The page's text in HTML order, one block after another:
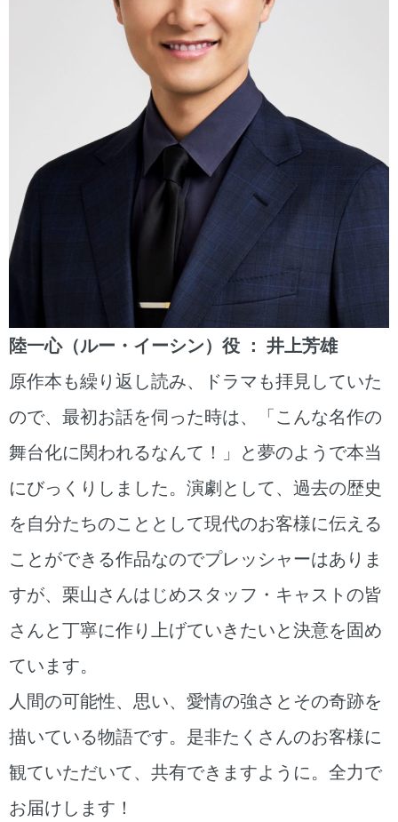
陸一心（ルー・イーシン）役 ： 井上芳雄
原作本も繰り返し読み、ドラマも拝見していた
ので、最初お話を伺った時は、「こんな名作の
舞台化に関われるなんて！」と夢のようで本当
にびっくりしました。演劇として、過去の歴史
を自分たちのこととして現代のお客様に伝える
ことができる作品なのでプレッシャーはありま
すが、栗山さんはじめスタッフ・キャストの皆
さんと丁寧に作り上げていきたいと決意を固め
ています。
人間の可能性、思い、愛情の強さとその奇跡を
描いている物語です。是非たくさんのお客様に
観ていただいて、共有できますように。全力で
お届けします！